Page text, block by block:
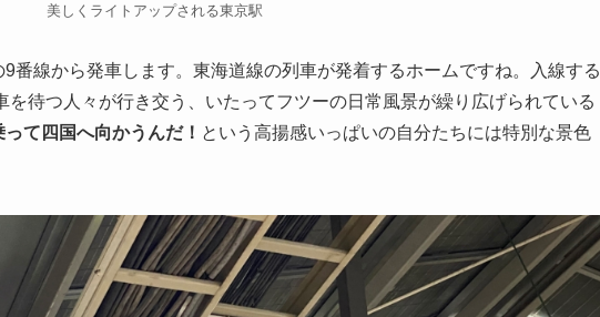
美しくライトアップされる東京駅
9番線から発車します。東海道線の列車が発着するホームですね。入線する
待つ人々が行き交う、いたってフツーの日常風景が繰り広げられている
て四国へ向かうんだ！ という高揚感いっぱいの自分たちには特別な景色